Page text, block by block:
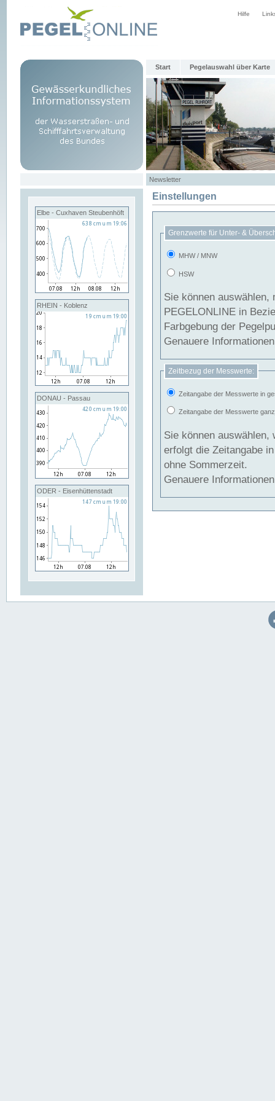
Hilfe
Start Pegelauswahl über Karte
Newsletter
Elbe - Cuxhaven Steubenhöft
RHEIN - Koblenz
DONAU - Passau
ODER - Eisenhüttenstadt
Einstellungen
Grenzwerte für Unter- &
MHW / MNW
HSW
Sie können
PEGELONLINE in Beziehung
Farbgebung der
Genauere
Zeitbezug der Messwerte:
Zeitangabe der Messwerte in
Zeitangabe der Messwerte
Sie können auswählen,
erfolgt die Zeitangabe
ohne Sommerzeit.
Genauere